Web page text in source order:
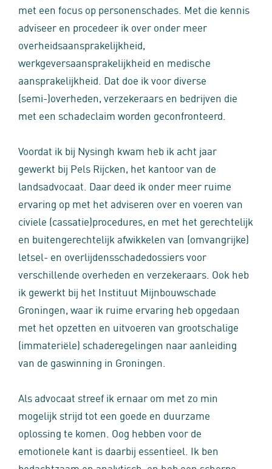
met een focus op personenschades. Met die kennis
adviseer en procedeer ik over onder meer
overheidsaansprakelijkheid,
werkgeversaansprakelijkheid en medische
aansprakelijkheid. Dat doe ik voor diverse
(semi-)overheden, verzekeraars en bedrijven die
met een schadeclaim worden geconfronteerd.
Voordat ik bij Nysingh kwam heb ik acht jaar
gewerkt bij Pels Rijcken, het kantoor van de
landsadvocaat. Daar deed ik onder meer ruime
ervaring op met het adviseren over en voeren van
civiele (cassatie)procedures, en met het gerechtelijk
en buitengerechtelijk afwikkelen van (omvangrijke)
letsel- en overlijdensschadedossiers voor
verschillende overheden en verzekeraars. Ook heb
ik gewerkt bij het Instituut Mijnbouwschade
Groningen, waar ik ruime ervaring heb opgedaan
met het opzetten en uitvoeren van grootschalige
(immateriële) schaderegelingen naar aanleiding
van de gaswinning in Groningen.
Als advocaat streef ik ernaar om met zo min
mogelijk strijd tot een goede en duurzame
oplossing te komen. Oog hebben voor de
emotionele kant is daarbij essentieel. Ik ben